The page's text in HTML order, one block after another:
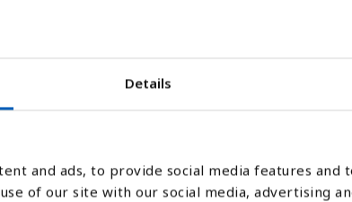
Details
and ads, to provide social media features and
of our site with our social media, advertising
Linje